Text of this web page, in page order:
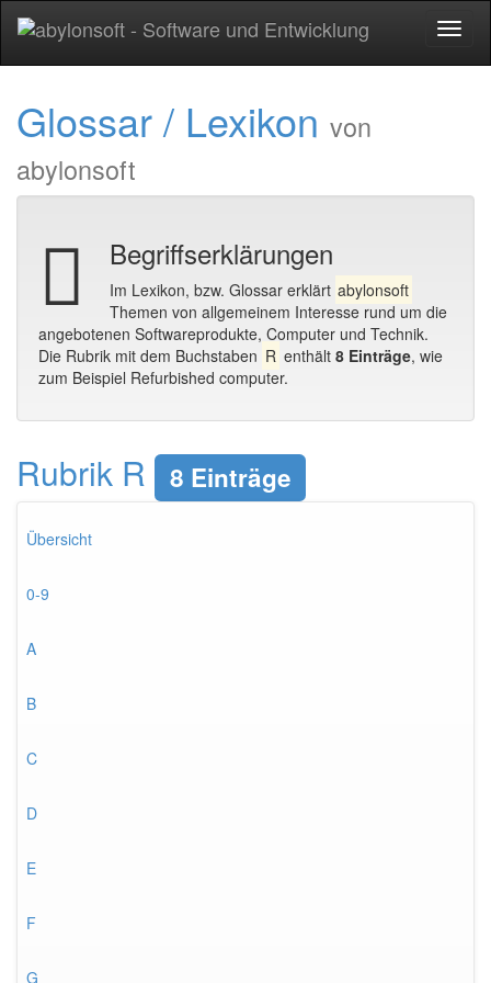
Glossar / Lexikon von
abylonsoft
Begriffserklärungen
Im Lexikon, bzw. Glossar erklärt abylonsoft
Themen von allgemeinem Interesse rund um die
angebotenen Softwareprodukte, Computer und Technik.
Die Rubrik mit dem Buchstaben R enthält 8 Einträge, wie
zum Beispiel Refurbished computer.
Rubrik R 8 Einträge
Übersicht
0-9
A
B
C
D
E
F
G